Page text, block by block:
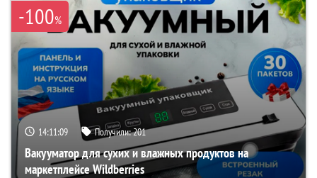
-100%
14:11:08 Получили:201
Вакууматор для сухих и влажных продуктов на
маркетплейсе Wildberries